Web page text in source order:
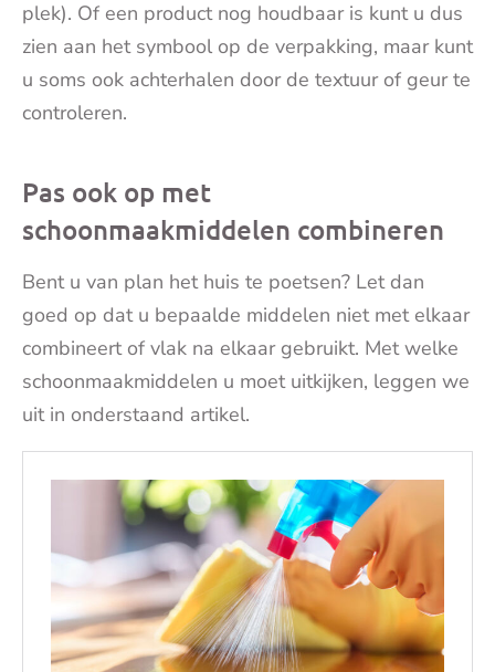
plek). Of een product nog houdbaar is kunt u dus
zien aan het symbool op de verpakking, maar kunt
u soms ook achterhalen door de textuur of geur te
controleren.
Pas ook op met
schoonmaakmiddelen combineren
Bent u van plan het huis te poetsen? Let dan
goed op dat u bepaalde middelen niet met elkaar
combineert of vlak na elkaar gebruikt. Met welke
schoonmaakmiddelen u moet uitkijken, leggen we
uit in onderstaand artikel.